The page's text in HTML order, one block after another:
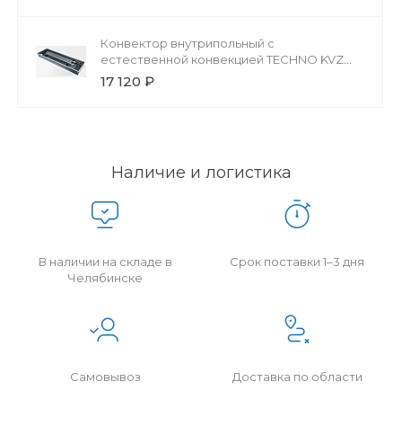
Конвектор внутрипольный с
естественной конвекцией TECHNO KVZ
200-85-2000 без решетки
17 120 ₽
Наличие и логистика
В наличии на складе в
Челябинске
Срок поставки 1–3 дня
Самовывоз Доставка по области